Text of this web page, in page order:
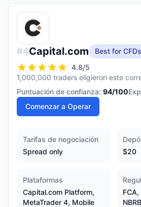
#4Capital.com
Best for CFDs
4.8/5
1,000,000 traders eligieron este
Puntuación de confianza: 94/100
Comenzar a Operar
Tarifas de negociación
Spread only
$20
Plataformas
Capital.com Platform,
MetaTrader 4, Mobile
FCA,
NBRB